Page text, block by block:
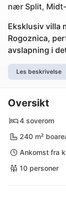
nær Split,
Eksklusiv villa
Rogoznica,
avslapning i
Les beskrivelse
Oversikt
4 soverom
240 m²
Ankomst fra
10 personer